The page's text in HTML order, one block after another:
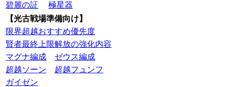
碧麗の証
極星器
【光古戦場準備向け】
限界超越おすすめ優先度
賢者最終上限解放の強化内容
マグナ編成
ゼウス編成
超越ソーン
超越フュンフ
ガイゼン